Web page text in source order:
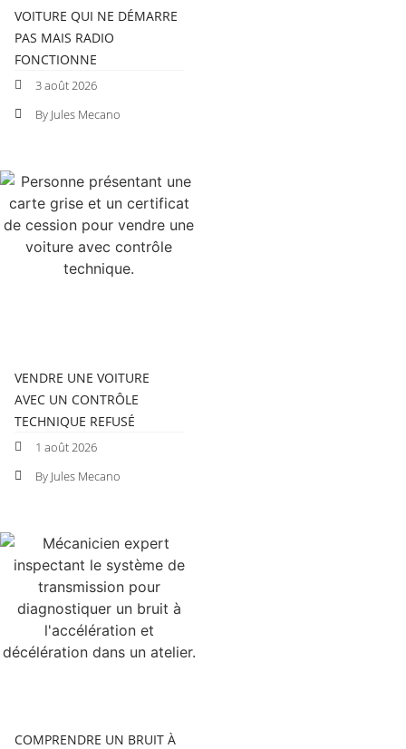
VOITURE QUI NE DÉMARRE
PAS MAIS RADIO
FONCTIONNE
3 août 2026
By Jules Mecano
VENDRE UNE VOITURE
AVEC UN CONTRÔLE
TECHNIQUE REFUSÉ
1 août 2026
By Jules Mecano
COMPRENDRE UN BRUIT À